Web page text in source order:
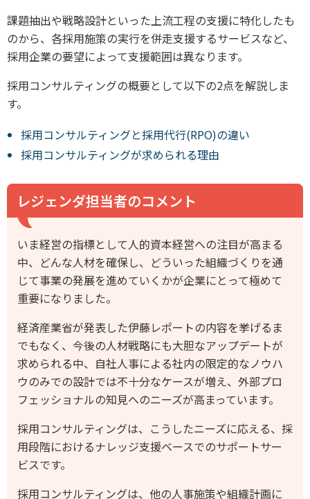
課題抽出や戦略設計といった上流工程の支援に特化したも
のから、各採用施策の実行を併走支援するサービスなど、
採用企業の要望によって支援範囲は異なります。
採用コンサルティングの概要として以下の2点を解説しま
す。
採用コンサルティングと採用代行(RPO)の違い
採用コンサルティングが求められる理由
レジェンダ担当者のコメント
いま経営の指標として人的資本経営への注目が高まる
中、どんな人材を確保し、どういった組織づくりを通
じて事業の発展を進めていくかが企業にとって極めて
重要になりました。
経済産業省が発表した伊藤レポートの内容を挙げるま
でもなく、今後の人材戦略にも大胆なアップデートが
求められる中、自社人事による社内の限定的なノウハ
ウのみでの設計では不十分なケースが増え、外部プロ
フェッショナルの知見へのニーズが高まっています。
採用コンサルティングは、こうしたニーズに応える、採
用段階におけるナレッジ支援ベースでのサポートサー
ビスです。
採用コンサルティングは、他の人事施策や組織計画に